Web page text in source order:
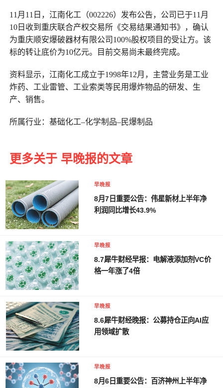
11月11日，江南化工（002226）发布公告，公司已于11月
10日收到重庆联合产权交易所《交易结果通知书》，确认
为重庆顺安爆破器材有限公司100%股权项目的受让方。该
标的转让底价为10亿元。目前交易尚未最终完成。
资料显示，江南化工成立于1998年12月，主营业务是工业
炸药、工业雷管、工业索类等民用爆炸物品的研发、生
产、销售。
所属行业：基础化工–化学制品–民爆制品
更多关于 早晚报的文章
早晚报
8月7日重要公告：伟星新材上半年净
利润同比增长43.9%
早晚报
8.7犀牛财经早报：电解液添加剂VC价
格一年涨了4倍
早晚报
8.6犀牛财经晚报：公募持仓正向AI应
用领域扩散
早晚报
8月6日重要公告：百济神州上半年净